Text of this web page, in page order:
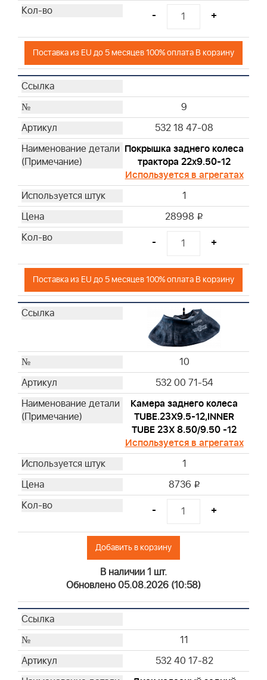
- +
Поставка из EU до 5 месяцев 100% оплата В корзину
9
532 18 47-08
Покрышка заднего колеса
трактора 22х9.50-12
Используется в агрегатах
1
28998 i
- +
Поставка из EU до 5 месяцев 100% оплата В корзину
10
532 00 71-54
Камера заднего колеса
TUBE.23X9.5-12,INNER
TUBE 23X 8.50/9.50 -12
Используется в агрегатах
1
8736 i
- +
Добавить в корзину
В наличии 1 шт.
Обновлено 05.08.2026 (10:58)
11
532 40 17-82